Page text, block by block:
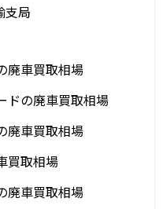
支局
廃車買取相場
ドの廃車買取相場
廃車買取相場
買取相場
廃車買取相場